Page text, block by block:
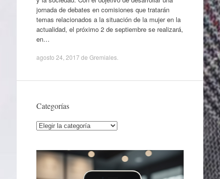
jornada de debates en comisiones que tratarán
temas relacionados a la situación de la mujer en la
actualidad, el próximo 2 de septiembre se realizará,
en…
agosto 24, 2017 de Gremiales.
Categorías
Categorías